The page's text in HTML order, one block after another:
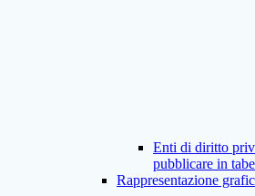
Enti di diritto
pubblicare in
Rappresentazione